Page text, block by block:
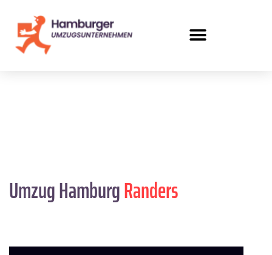
Umzug HamburgRanders